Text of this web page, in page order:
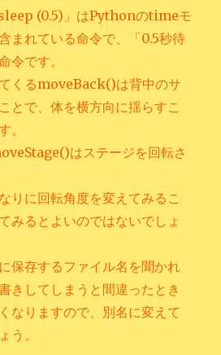
(0.5)」はPythonのtimeモ
まれている命令で、「0.5秒待
令です。
くるmoveBack()は背中のサ
とで、体を横方向に揺らすこ
。
はステージを回転さ
りに回転角度を変えてみるこ
みるとよいのではないでしょ
保存するファイル名を聞かれ
きしてしまうと間違ったとき
なりますので、別名に変えて
う。